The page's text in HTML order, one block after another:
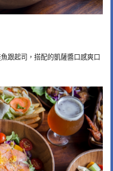
跟起司，搭配的凱薩醬口感爽口